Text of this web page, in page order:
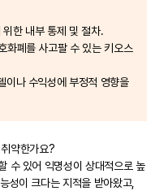
한 내부 통제 및 절차.
화폐를 사고팔 수 있는 키오스
이나 수익성에 부정적 영향을
약한가요?
수 있어 익명성이 상대적으로 높
성이 크다는 지적을 받아왔고,